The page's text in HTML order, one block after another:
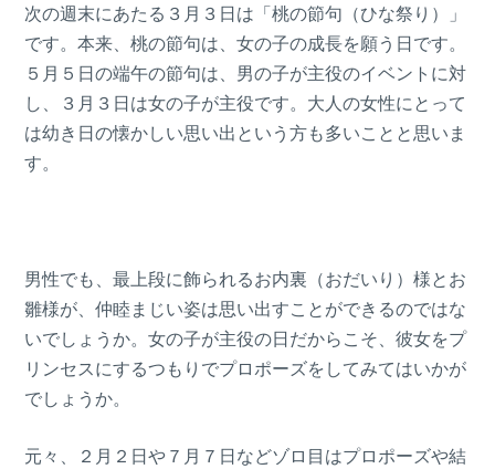
次の週末にあたる３月３日は「桃の節句（ひな祭り）」
です。本来、桃の節句は、女の子の成長を願う日です。
５月５日の端午の節句は、男の子が主役のイベントに対
し、３月３日は女の子が主役です。大人の女性にとって
は幼き日の懐かしい思い出という方も多いことと思いま
す。
男性でも、最上段に飾られるお内裏（おだいり）様とお
雛様が、仲睦まじい姿は思い出すことができるのではな
いでしょうか。女の子が主役の日だからこそ、彼女をプ
リンセスにするつもりでプロポーズをしてみてはいかが
でしょうか。
元々、２月２日や７月７日などゾロ目はプロポーズや結